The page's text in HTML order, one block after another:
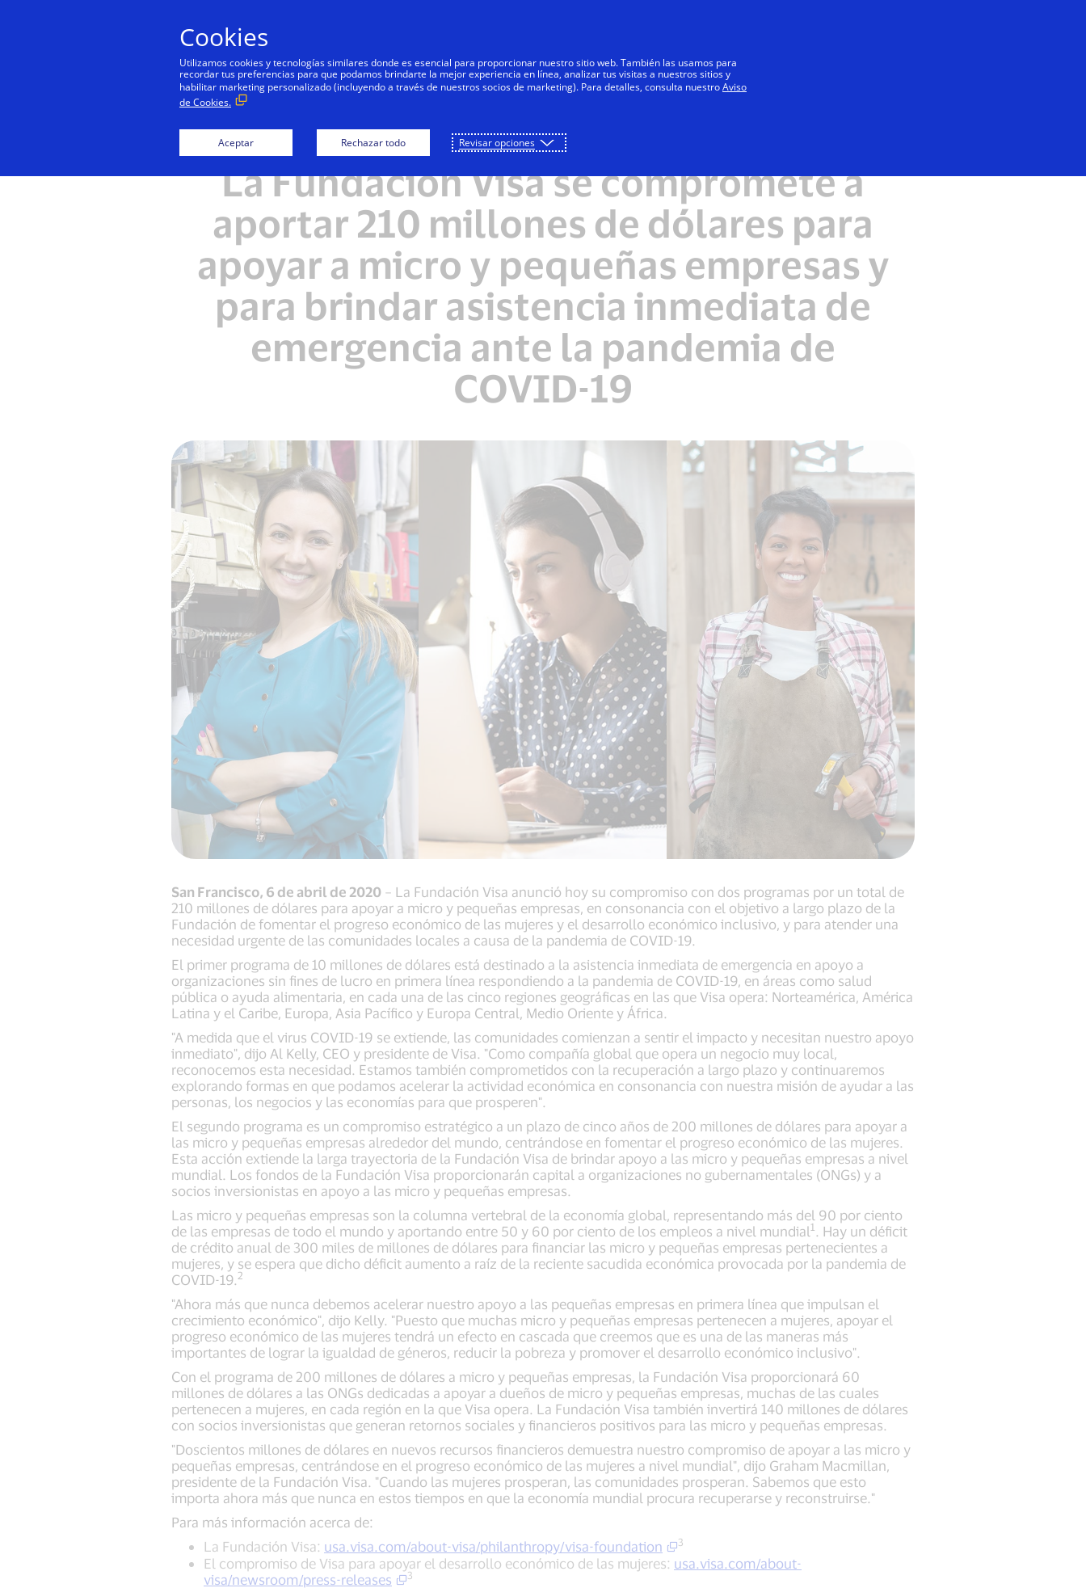
Personas Negocios Innovadores Todos
NOTAS DE PRENSA
La Fundación Visa se compromete a
aportar 210 millones de dólares para
apoyar a micro y pequeñas empresas y
para brindar asistencia inmediata de
emergencia ante la pandemia de
COVID-19
San Francisco, 6 de abril de 2020 – La Fundación Visa anunció hoy su compromiso con dos programas por un total de
210 millones de dólares para apoyar a micro y pequeñas empresas, en consonancia con el objetivo a largo plazo de la
Fundación de fomentar el progreso económico de las mujeres y el desarrollo económico inclusivo, y para atender una
necesidad urgente de las comunidades locales a causa de la pandemia de COVID-19.
El primer programa de 10 millones de dólares está destinado a la asistencia inmediata de emergencia en apoyo a
organizaciones sin fines de lucro en primera línea respondiendo a la pandemia de COVID-19, en áreas como salud
pública o ayuda alimentaria, en cada una de las cinco regiones geográficas en las que Visa opera: Norteamérica, América
Latina y el Caribe, Europa, Asia Pacífico y Europa Central, Medio Oriente y África.
"A medida que el virus COVID-19 se extiende, las comunidades comienzan a sentir el impacto y necesitan nuestro apoyo
inmediato", dijo Al Kelly, CEO y presidente de Visa. "Como compañía global que opera un negocio muy local,
reconocemos esta necesidad. Estamos también comprometidos con la recuperación a largo plazo y continuaremos
explorando formas en que podamos acelerar la actividad económica en consonancia con nuestra misión de ayudar a las
personas, los negocios y las economías para que prosperen".
El segundo programa es un compromiso estratégico a un plazo de cinco años de 200 millones de dólares para apoyar a
las micro y pequeñas empresas alrededor del mundo, centrándose en fomentar el progreso económico de las mujeres.
Esta acción extiende la larga trayectoria de la Fundación Visa de brindar apoyo a las micro y pequeñas empresas a nivel
mundial. Los fondos de la Fundación Visa proporcionarán capital a organizaciones no gubernamentales (ONGs) y a
socios inversionistas en apoyo a las micro y pequeñas empresas.
Las micro y pequeñas empresas son la columna vertebral de la economía global, representando más del 90 por ciento
de las empresas de todo el mundo y aportando entre 50 y 60 por ciento de los empleos a nivel mundial 1
. Hay un déficit
de crédito anual de 300 miles de millones de dólares para financiar las micro y pequeñas empresas pertenecientes a
mujeres, y se espera que dicho déficit aumento a raíz de la reciente sacudida económica provocada por la pandemia de
COVID-19. 2
"Ahora más que nunca debemos acelerar nuestro apoyo a las pequeñas empresas en primera línea que impulsan el
crecimiento económico", dijo Kelly. "Puesto que muchas micro y pequeñas empresas pertenecen a mujeres, apoyar el
progreso económico de las mujeres tendrá un efecto en cascada que creemos que es una de las maneras más
importantes de lograr la igualdad de géneros, reducir la pobreza y promover el desarrollo económico inclusivo".
Con el programa de 200 millones de dólares a micro y pequeñas empresas, la Fundación Visa proporcionará 60
millones de dólares a las ONGs dedicadas a apoyar a dueños de micro y pequeñas empresas, muchas de las cuales
pertenecen a mujeres, en cada región en la que Visa opera. La Fundación Visa también invertirá 140 millones de dólares
con socios inversionistas que generan retornos sociales y financieros positivos para las micro y pequeñas empresas.
"Doscientos millones de dólares en nuevos recursos financieros demuestra nuestro compromiso de apoyar a las micro y
pequeñas empresas, centrándose en el progreso económico de las mujeres a nivel mundial", dijo Graham Macmillan,
presidente de la Fundación Visa. "Cuando las mujeres prosperan, las comunidades prosperan. Sabemos que esto
importa ahora más que nunca en estos tiempos en que la economía mundial procura recuperarse y reconstruirse."
Para más información acerca de:
La Fundación Visa: usa.visa.com/about-visa/philanthropy/visa-foundation 3
El compromiso de Visa para apoyar el desarrollo económico de las mujeres: usa.visa.com/about-
visa/newsroom/press-releases
3
Cookies
Utilizamos cookies y tecnologías similares donde es esencial para proporcionar nuestro sitio web. También las usamos para
recordar tus preferencias para que podamos brindarte la mejor experiencia en línea, analizar tus visitas a nuestros sitios y
habilitar marketing personalizado (incluyendo a través de nuestros socios de marketing). Para detalles, consulta nuestroAviso
de Cookies.
Aceptar Rechazar todo Revisar opciones